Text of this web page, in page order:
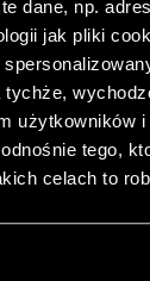
dane, np.
jak pliki
tychże,
użytkowników i
tego,
celach to
dane